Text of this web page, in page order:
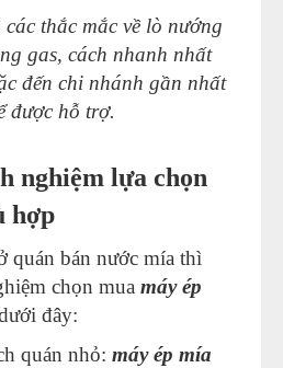
thắc mắc về lò nướng
gas, cách nhanh nhất
đến chi nhánh gần nhất
được hỗ trợ.
nghiệm lựa chọn
hợp
quán bán nước mía thì
chọn mua máy ép
đây:
quán nhỏ: máy ép mía